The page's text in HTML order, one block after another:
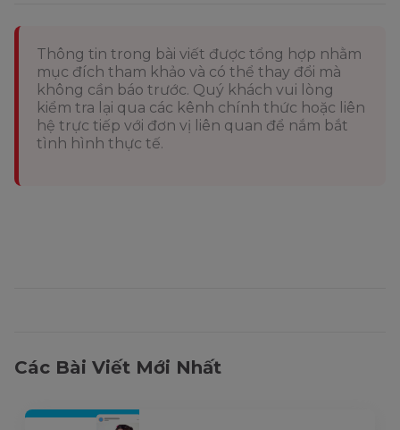
13
May you be
surrounded by love
and laughter
Chúc bạn luôn tràn
ngập yêu thương và
tiếng cười
14
Wishing you peace
and prosperity
Chúc bạn an lành và
Thông tin trong bài viết được tổng hợp nhằm
mục đích tham khảo và có thể thay đổi mà
không cần báo trước. Quý khách vui lòng
kiểm tra lại qua các kênh chính thức hoặc liên
hệ trực tiếp với đơn vị liên quan để nắm bắt
tình hình thực tế.
Các Bài Viết Mới Nhất